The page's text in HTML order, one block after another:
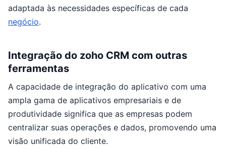
adaptada às necessidades específicas de cada
negócio.
Integração do zoho CRM com outras
ferramentas
A capacidade de integração do aplicativo com uma
ampla gama de aplicativos empresariais e de
produtividade significa que as empresas podem
centralizar suas operações e dados, promovendo uma
visão unificada do cliente.